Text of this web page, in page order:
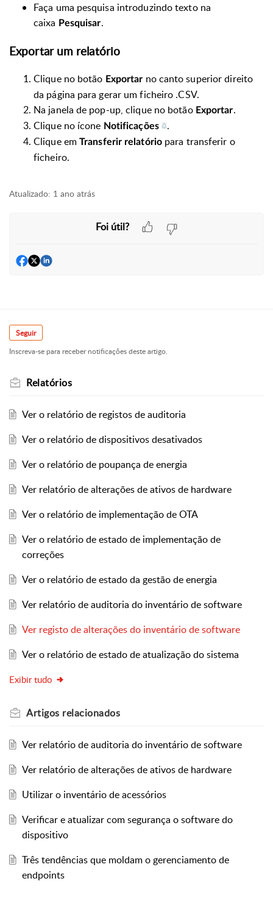
Faça uma pesquisa introduzindo texto na
caixa Pesquisar.
Exportar um relatório
Clique no botão Exportar no canto superior direito
da página para gerar um ficheiro .CSV.
Na janela de pop-up, clique no botão Exportar.
Clique no ícone Notificações
.
Clique em Transferir relatório para transferir o
ficheiro.
Atualizado: 1 ano atrás
Foi útil?
Seguir
Inscreva-se para receber notificações deste artigo.
Relatórios
Ver o relatório de registos de auditoria
Ver o relatório de dispositivos desativados
Ver o relatório de poupança de energia
Ver relatório de alterações de ativos de hardware
Ver o relatório de implementação de OTA
Ver o relatório de estado de implementação de
correções
Ver o relatório de estado da gestão de energia
Ver relatório de auditoria do inventário de software
Ver registo de alterações do inventário de software
Ver o relatório de estado de atualização do sistema
Exibir tudo
Artigos relacionados
Ver relatório de auditoria do inventário de software
Ver relatório de alterações de ativos de hardware
Utilizar o inventário de acessórios
Verificar e atualizar com segurança o software do
dispositivo
Três tendências que moldam o gerenciamento de
endpoints